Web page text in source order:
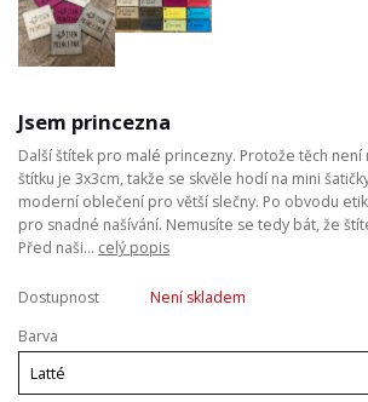
Jsem princezna
Další štítek pro malé princezny. Protože těch není
štítku je 3x3cm, takže se skvěle hodí na mini
moderní oblečení pro větší slečny. Po obvodu
pro snadné našívání. Nemusíte se tedy bát, že
Před naši... celý popis
Dostupnost
Není skladem
Barva